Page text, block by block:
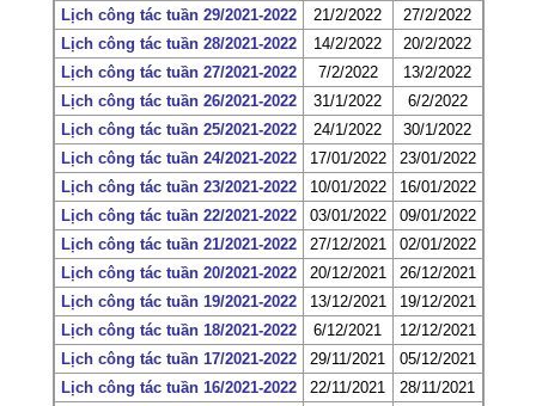
Lịch công tác tuần 29/2021-2022
21/2/2022
27/2/2022
Lịch công tác tuần 28/2021-2022
14/2/2022
20/2/2022
Lịch công tác tuần 27/2021-2022
7/2/2022
13/2/2022
Lịch công tác tuần 26/2021-2022
31/1/2022
6/2/2022
Lịch công tác tuần 25/2021-2022
24/1/2022
30/1/2022
Lịch công tác tuần 24/2021-2022
17/01/2022
23/01/2022
Lịch công tác tuần 23/2021-2022
10/01/2022
16/01/2022
Lịch công tác tuần 22/2021-2022
03/01/2022
09/01/2022
Lịch công tác tuần 21/2021-2022
27/12/2021
02/01/2022
Lịch công tác tuần 20/2021-2022
20/12/2021
26/12/2021
Lịch công tác tuần 19/2021-2022
13/12/2021
19/12/2021
Lịch công tác tuần 18/2021-2022
6/12/2021
12/12/2021
Lịch công tác tuần 17/2021-2022
29/11/2021
05/12/2021
Lịch công tác tuần 16/2021-2022
22/11/2021
28/11/2021